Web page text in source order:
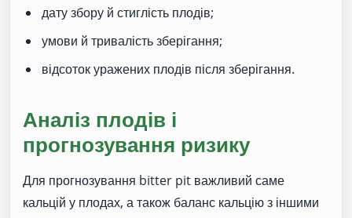
дату збору й стиглість плодів;
умови й тривалість зберігання;
відсоток уражених плодів після зберігання.
Аналіз плодів і
прогнозування ризику
Для прогнозування bitter pit важливий саме
кальцій у плодах, а також баланс кальцію з іншими